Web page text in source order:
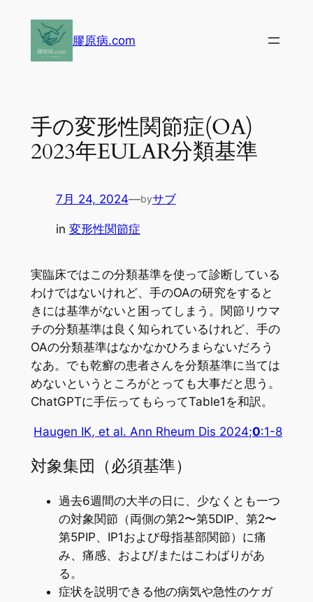
膠原病.com
手の変形性関節症(OA)
2023年EULAR分類基準
7月 24, 2024—byサブ
in 変形性関節症
実臨床ではこの分類基準を使って診断している
わけではないけれど、手のOAの研究をすると
きには基準がないと困ってしまう。関節リウマ
チの分類基準は良く知られているけれど、手の
OAの分類基準はなかなかひろまらないだろう
なあ。でも乾癬の患者さんを分類基準に当ては
めないというところがとっても大事だと思う。
ChatGPTに手伝ってもらってTable1を和訳。
Haugen IK, et al. Ann Rheum Dis 2024;0:1-8
対象集団（必須基準）
過去6週間の大半の日に、少なくとも一つ
の対象関節（両側の第2〜第5DIP、第2〜
第5PIP、IP1および母指基部関節）に痛
み、痛感、および/またはこわばりがあ
る。
症状を説明できる他の病気や急性のケガ